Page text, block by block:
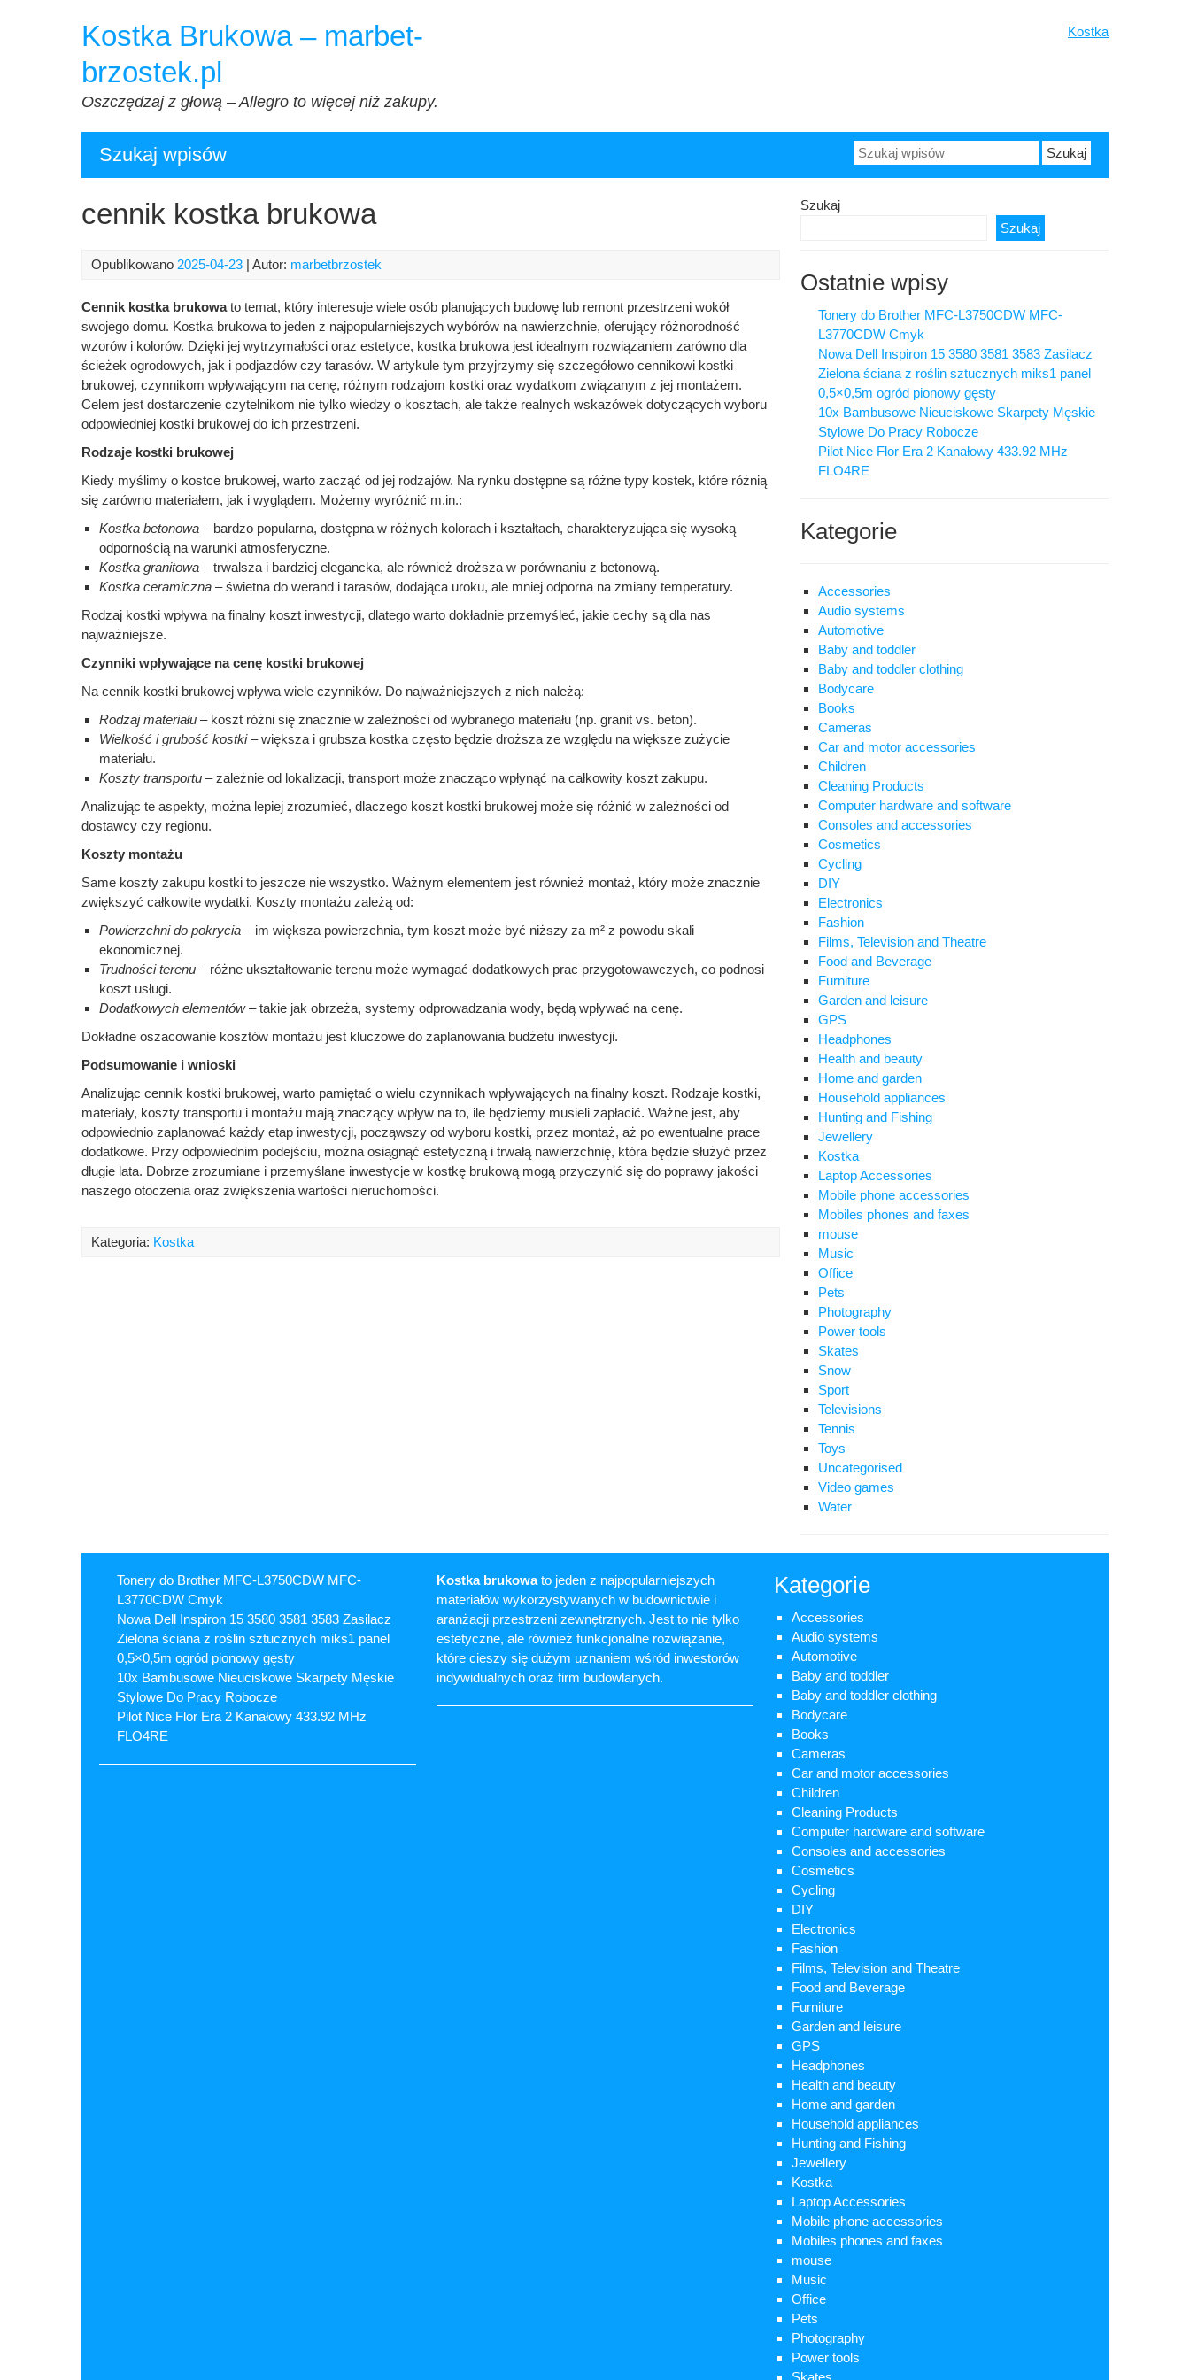
Kostka Brukowa – marbet-
brzostek.pl
Oszczędzaj z głową – Allegro to więcej niż zakupy.
Kostka
Szukaj wpisów Szukaj:
cennik kostka brukowa
Opublikowano 2025-04-23 | Autor: marbetbrzostek
Cennik kostka brukowato temat, który interesuje wiele osób planujących budowę lub remont przestrzeni wokół
swojego domu. Kostka brukowa to jeden z najpopularniejszych wybórów na nawierzchnie, oferujący różnorodność
wzorów i kolorów. Dzięki jej wytrzymałości oraz estetyce, kostka brukowa jest idealnym rozwiązaniem zarówno dla
ścieżek ogrodowych, jak i podjazdów czy tarasów. W artykule tym przyjrzymy się szczegółowo cennikowi kostki
brukowej, czynnikom wpływającym na cenę, różnym rodzajom kostki oraz wydatkom związanym z jej montażem.
Celem jest dostarczenie czytelnikom nie tylko wiedzy o kosztach, ale także realnych wskazówek dotyczących wyboru
odpowiedniej kostki brukowej do ich przestrzeni.
Rodzaje kostki brukowej
Kiedy myślimy o kostce brukowej, warto zacząć od jej rodzajów. Na rynku dostępne są różne typy kostek, które różnią
się zarówno materiałem, jak i wyglądem. Możemy wyróżnić m.in.:
Kostka betonowa – bardzo popularna, dostępna w różnych kolorach i kształtach, charakteryzująca się wysoką
odpornością na warunki atmosferyczne.
Kostka granitowa – trwalsza i bardziej elegancka, ale również droższa w porównaniu z betonową.
Kostka ceramiczna – świetna do werand i tarasów, dodająca uroku, ale mniej odporna na zmiany temperatury.
Rodzaj kostki wpływa na finalny koszt inwestycji, dlatego warto dokładnie przemyśleć, jakie cechy są dla nas
najważniejsze.
Czynniki wpływające na cenę kostki brukowej
Na cennik kostki brukowej wpływa wiele czynników. Do najważniejszych z nich należą:
Rodzaj materiału – koszt różni się znacznie w zależności od wybranego materiału (np. granit vs. beton).
Wielkość i grubość kostki– większa i grubsza kostka często będzie droższa ze względu na większe zużycie
materiału.
Koszty transportu – zależnie od lokalizacji, transport może znacząco wpłynąć na całkowity koszt zakupu.
Analizując te aspekty, można lepiej zrozumieć, dlaczego koszt kostki brukowej może się różnić w zależności od
dostawcy czy regionu.
Koszty montażu
Same koszty zakupu kostki to jeszcze nie wszystko. Ważnym elementem jest również montaż, który może znacznie
zwiększyć całkowite wydatki. Koszty montażu zależą od:
Powierzchni do pokrycia – im większa powierzchnia, tym koszt może być niższy za m² z powodu skali
ekonomicznej.
Trudności terenu – różne ukształtowanie terenu może wymagać dodatkowych prac przygotowawczych, co podnosi
koszt usługi.
Dodatkowych elementów– takie jak obrzeża, systemy odprowadzania wody, będą wpływać na cenę.
Dokładne oszacowanie kosztów montażu jest kluczowe do zaplanowania budżetu inwestycji.
Podsumowanie i wnioski
Analizując cennik kostki brukowej, warto pamiętać o wielu czynnikach wpływających na finalny koszt. Rodzaje kostki,
materiały, koszty transportu i montażu mają znaczący wpływ na to, ile będziemy musieli zapłacić. Ważne jest, aby
odpowiednio zaplanować każdy etap inwestycji, począwszy od wyboru kostki, przez montaż, aż po ewentualne prace
dodatkowe. Przy odpowiednim podejściu, można osiągnąć estetyczną i trwałą nawierzchnię, która będzie służyć przez
długie lata. Dobrze zrozumiane i przemyślane inwestycje w kostkę brukową mogą przyczynić się do poprawy jakości
naszego otoczenia oraz zwiększenia wartości nieruchomości.
Kategoria: Kostka
Szukaj
Szukaj
Ostatnie wpisy
Tonery do Brother MFC-L3750CDW MFC-
L3770CDW Cmyk
Nowa Dell Inspiron 15 3580 3581 3583 Zasilacz
Zielona ściana z roślin sztucznych miks1 panel
0,5×0,5m ogród pionowy gęsty
10x Bambusowe Nieuciskowe Skarpety Męskie
Stylowe Do Pracy Robocze
Pilot Nice Flor Era 2 Kanałowy 433.92 MHz
FLO4RE
Kategorie
Accessories
Audio systems
Automotive
Baby and toddler
Baby and toddler clothing
Bodycare
Books
Cameras
Car and motor accessories
Children
Cleaning Products
Computer hardware and software
Consoles and accessories
Cosmetics
Cycling
DIY
Electronics
Fashion
Films, Television and Theatre
Food and Beverage
Furniture
Garden and leisure
GPS
Headphones
Health and beauty
Home and garden
Household appliances
Hunting and Fishing
Jewellery
Kostka
Laptop Accessories
Mobile phone accessories
Mobiles phones and faxes
mouse
Music
Office
Pets
Photography
Power tools
Skates
Snow
Sport
Televisions
Tennis
Toys
Uncategorised
Video games
Water
Tonery do Brother MFC-L3750CDW MFC-
L3770CDW Cmyk
Nowa Dell Inspiron 15 3580 3581 3583 Zasilacz
Zielona ściana z roślin sztucznych miks1 panel
0,5×0,5m ogród pionowy gęsty
10x Bambusowe Nieuciskowe Skarpety Męskie
Stylowe Do Pracy Robocze
Pilot Nice Flor Era 2 Kanałowy 433.92 MHz
FLO4RE
Kostka brukowato jeden z najpopularniejszych
materiałów wykorzystywanych w budownictwie i
aranżacji przestrzeni zewnętrznych. Jest to nie tylko
estetyczne, ale również funkcjonalne rozwiązanie,
które cieszy się dużym uznaniem wśród inwestorów
indywidualnych oraz firm budowlanych.
Kategorie
Accessories
Audio systems
Automotive
Baby and toddler
Baby and toddler clothing
Bodycare
Books
Cameras
Car and motor accessories
Children
Cleaning Products
Computer hardware and software
Consoles and accessories
Cosmetics
Cycling
DIY
Electronics
Fashion
Films, Television and Theatre
Food and Beverage
Furniture
Garden and leisure
GPS
Headphones
Health and beauty
Home and garden
Household appliances
Hunting and Fishing
Jewellery
Kostka
Laptop Accessories
Mobile phone accessories
Mobiles phones and faxes
mouse
Music
Office
Pets
Photography
Power tools
Skates